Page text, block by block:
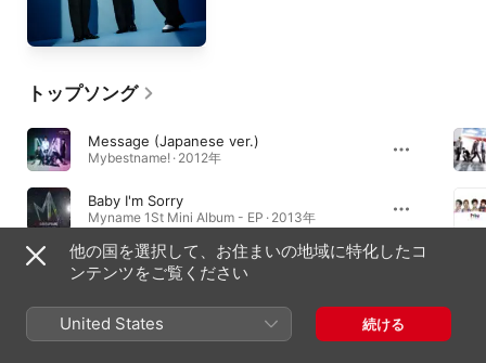
トップソング
Message (Japanese ver.)
Mybestname! · 2012年
Baby I'm Sorry
Myname 1St Mini Album - EP · 2013年
What's Up
Mybestname! · 2012年
他の国を選択して、お住まいの地域に特化したコ
ンテンツをご覧ください
United States 続ける